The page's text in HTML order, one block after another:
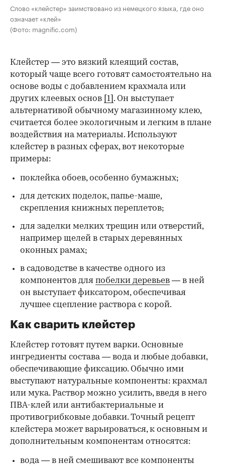
Слово «клейстер» заимствовано из немецкого языка, где оно
означает «клей»
(Фото: magnific.com)
00:00 / 00:00
Клейстер — это вязкий клеящий состав,
который чаще всего готовят самостоятельно на
основе воды с добавлением крахмала или
других клеевых основ [1] . Он выступает
альтернативой обычному магазинному клею,
считается более экологичным и легким в плане
воздействия на материалы. Используют
клейстер в разных сферах, вот некоторые
примеры:
поклейка обоев, особенно бумажных;
для детских поделок, папье-маше,
скрепления книжных переплетов;
для заделки мелких трещин или отверстий,
например щелей в старых деревянных
оконных рамах;
в садоводстве в качестве одного из
компонентов для побелки деревьев — в ней
он выступает фиксатором, обеспечивая
лучшее сцепление раствора с корой.
Как сварить клейстер
Клейстер готовят путем варки. Основные
ингредиенты состава — вода и любые добавки,
обеспечивающие фиксацию. Обычно ими
выступают натуральные компоненты: крахмал
или мука. Раствор можно усилить, введя в него
ПВА-клей или антибактериальные и
противогрибковые добавки. Точный рецепт
клейстера может варьироваться, к основным и
дополнительным компонентам относятся:
вода — в ней смешивают все компоненты